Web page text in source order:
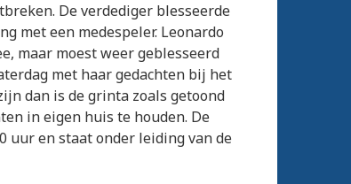
De verdediger blesseerde
met een medespeler. Leonardo
maar moest weer geblesseerd
met haar gedachten bij het
dan is de grinta zoals getoond
in eigen huis te houden. De
uur en staat onder leiding van de